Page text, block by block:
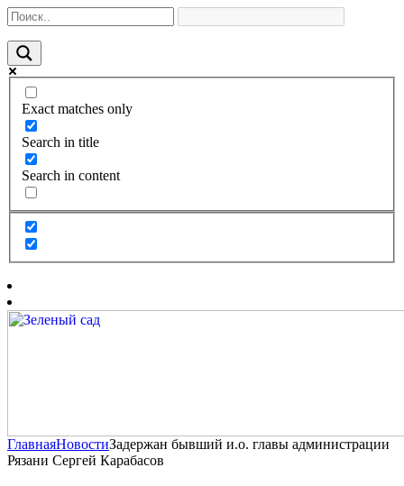
Exact matches only
Search in title
Search in content
ГлавнаяНовостиЗадержан бывший и.о. главы администрации
Рязани Сергей Карабасов